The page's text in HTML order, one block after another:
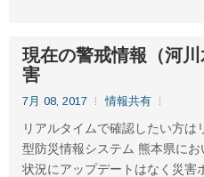
現在の警戒情報（河
害
7月 08, 2017 情報共有
リアルタイムで確認したい方
型防災情報システム 熊本県に
状況にアップデートはなく災害